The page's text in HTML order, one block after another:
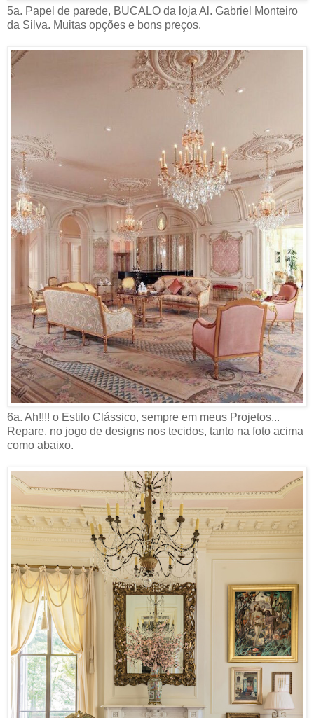
5a. Papel de parede, BUCALO da loja Al. Gabriel Monteiro
da Silva. Muitas opções e bons preços.
6a. Ah!!!! o Estilo Clássico, sempre em meus Projetos...
Repare, no jogo de designs nos tecidos, tanto na foto acima
como abaixo.